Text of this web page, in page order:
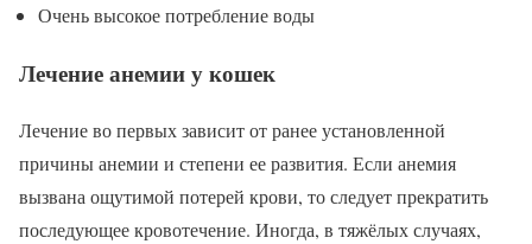
Очень высокое потребление воды
Лечение анемии у кошек
Лечение во первых зависит от ранее установленной
причины анемии и степени ее развития. Если анемия
вызвана ощутимой потерей крови, то следует прекратить
последующее кровотечение. Иногда, в тяжёлых случаях,